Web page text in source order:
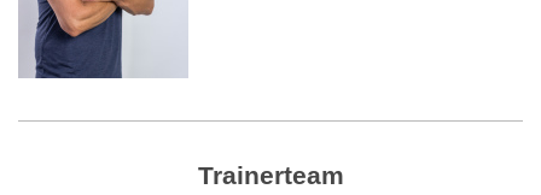
Trainerteam